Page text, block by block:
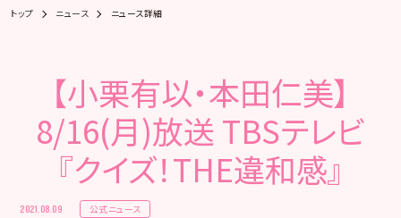
トップ ニュース ニュース詳細
【小栗有以・本田仁美】
8/16(月)放送 TBSテレビ
『クイズ！THE違和感』
2021.08.09 公式ニュース